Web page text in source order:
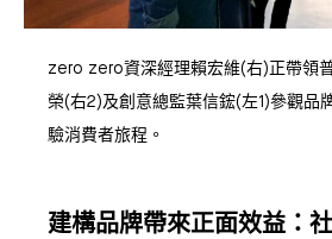
zero zero資深經理賴宏維(右)正帶領
榮(右2)及創意總監葉信鋐(左1)參觀品
驗消費者旅程。
建構品牌帶來正面效益：